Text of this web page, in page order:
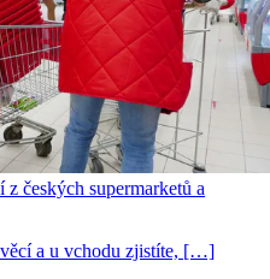
českých supermarketů a
věcí a u vchodu zjistíte, […]